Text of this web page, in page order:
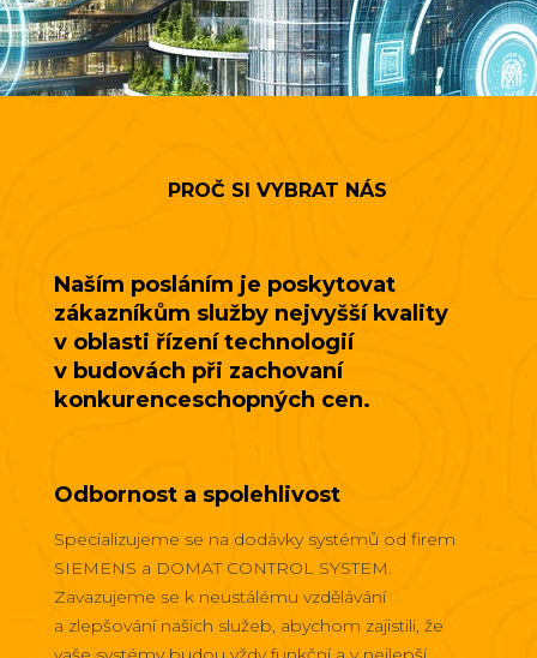
PROČ SI VYBRAT NÁS
Naším posláním je poskytovat
zákazníkům služby nejvyšší kvality
v oblasti řízení technologií
v budovách při zachovaní
konkurenceschopných cen.
Odbornost a spolehlivost
Specializujeme se na dodávky systémů od firem
SIEMENS a DOMAT CONTROL SYSTEM.
Zavazujeme se k neustálému vzdělávání
a zlepšování našich služeb, abychom zajistili, že